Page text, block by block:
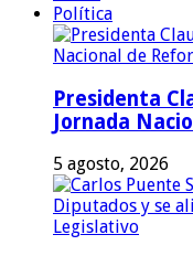
Política
Presidenta
Jornada
5 agosto, 2026